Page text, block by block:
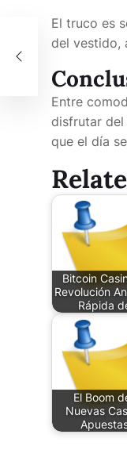
El truco es
del vestido,
Entre
disfrutar del
que el día
Bitcoin
Revolución
Rápida
El Boom
Nuevas